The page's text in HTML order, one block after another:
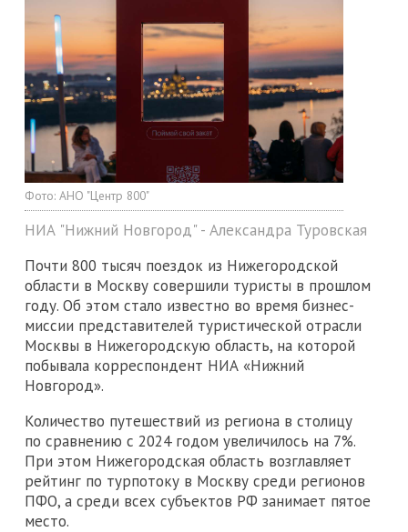
Фото: АНО "Центр 800"
НИА "Нижний Новгород" - Александра Туровская
Почти 800 тысяч поездок из Нижегородской
области в Москву совершили туристы в прошлом
году. Об этом стало известно во время бизнес-
миссии представителей туристической отрасли
Москвы в Нижегородскую область, на которой
побывала корреспондент НИА «Нижний
Новгород».
Количество путешествий из региона в столицу
по сравнению с 2024 годом увеличилось на 7%.
При этом Нижегородская область возглавляет
рейтинг по турпотоку в Москву среди регионов
ПФО, а среди всех субъектов РФ занимает пятое
место.